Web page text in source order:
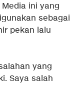
ini yang
sebagai
pekan lalu
yang
Saya salah